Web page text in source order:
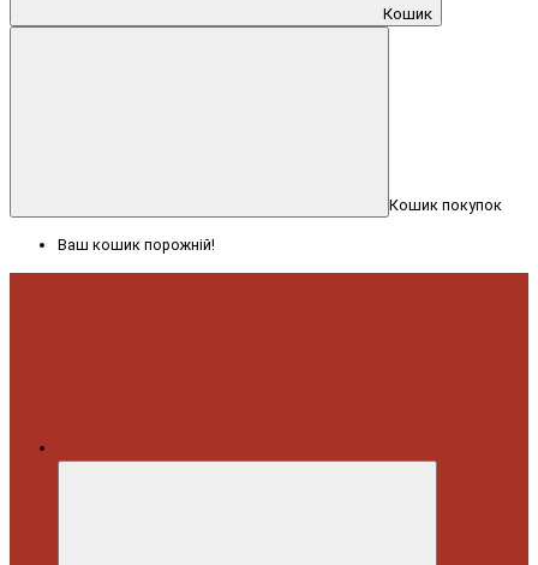
Кошик
Кошик покупок
Ваш кошик порожній!